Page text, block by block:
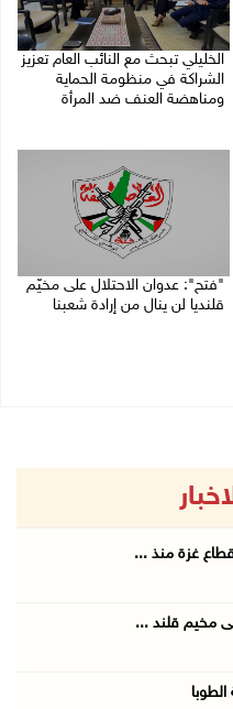
الخليلي تبحث مع النائب العام تعزيز
الشراكة في منظومة الحماية
ومناهضة العنف ضد المرأة
"فتح": عدوان الاحتلال على مخيّم
قلنديا لن ينال من إرادة شعبنا